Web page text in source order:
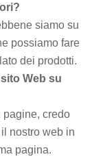
siamo su
possiamo fare
dei prodotti.
Web su
pagine, credo
nostro web in
pagina.